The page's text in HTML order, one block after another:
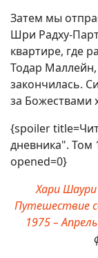
Затем мы
Шри Радху-
квартире, где
Тодар
закончилась.
за Божествами
{spoiler
дневника". Том
opened=0}
Хари
Путешествие
1975 –